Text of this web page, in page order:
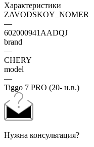
Характеристики
ZAVODSKOY_NOMER
—
602000941AADQJ
brand
—
CHERY
model
—
Tiggo 7 PRO (20- н.в.)
Нужна консультация?